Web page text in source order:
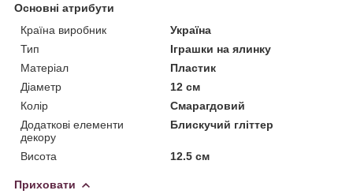
Основні атрибути
Країна виробник
Україна
Тип
Іграшки на ялинку
Матеріал
Пластик
Діаметр
12 см
Колір
Смарагдовий
Додаткові елементи
декору
Блискучий гліттер
Висота 12.5 см
Приховати